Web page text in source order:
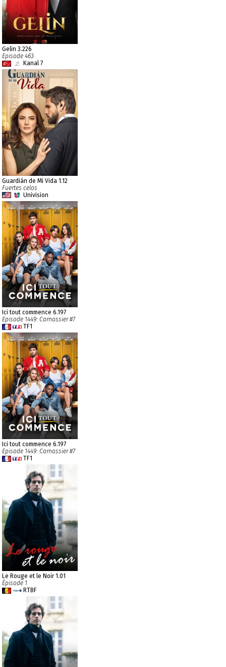
Gelin 3.226
Episode 463
Kanal 7
Guardián de Mi Vida 1.12
Fuertes celos
Univision
Ici tout commence 6.197
Episode 1449: Carnassier #7
TF1
Ici tout commence 6.197
Episode 1449: Carnassier #7
TF1
Le Rouge et le Noir 1.01
Épisode 1
RTBF